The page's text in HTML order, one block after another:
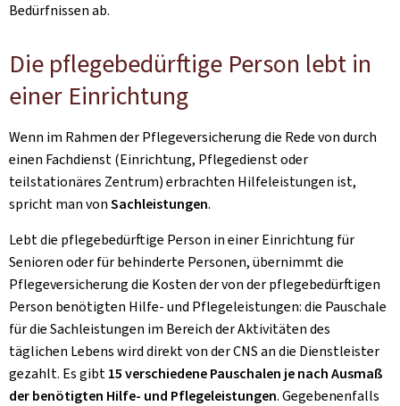
Bedürfnissen ab.
Die pflegebedürftige Person lebt in
einer Einrichtung
Wenn im Rahmen der Pflegeversicherung die Rede von durch
einen Fachdienst (Einrichtung, Pflegedienst oder
teilstationäres Zentrum) erbrachten Hilfeleistungen ist,
spricht man vonSachleistungen.
Lebt die pflegebedürftige Person in einer Einrichtung für
Senioren oder für behinderte Personen, übernimmt die
Pflegeversicherung die Kosten der von der pflegebedürftigen
Person benötigten Hilfe- und Pflegeleistungen: die Pauschale
für die Sachleistungen im Bereich der Aktivitäten des
täglichen Lebens wird direkt von der CNS an die Dienstleister
gezahlt. Es gibt15 verschiedene Pauschalen je nach Ausmaß
der benötigten Hilfe- und Pflegeleistungen. Gegebenenfalls